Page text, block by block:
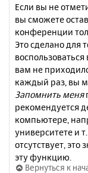
Если вы не
вы сможете
конференции
Это сделано для
вам не
каждый раз, вы
Запомнить меня
рекомендуется
компьютере,
университете и
отсутствует,
эту функцию.
Вернуться к